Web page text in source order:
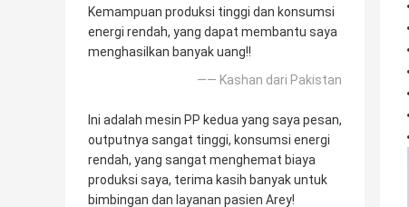
Kemampuan produksi tinggi dan konsumsi
energi rendah, yang dapat membantu saya
menghasilkan banyak uang!!
—— Kashan dari Pakistan
Ini adalah mesin PP kedua yang saya pesan,
outputnya sangat tinggi, konsumsi energi
rendah, yang sangat menghemat biaya
produksi saya, terima kasih banyak untuk
bimbingan dan layanan pasien Arey!